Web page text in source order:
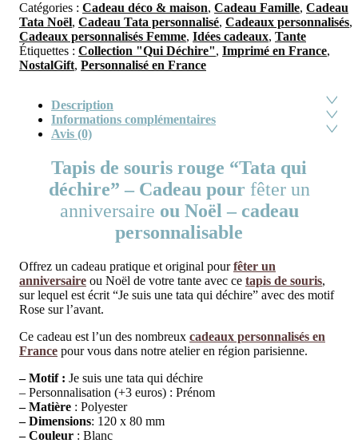
Catégories : Cadeau déco & maison, Cadeau Famille, Cadeau
Tata Noël, Cadeau Tata personnalisé, Cadeaux personnalisés,
Cadeaux personnalisés Femme, Idées cadeaux, Tante
Étiquettes : Collection "Qui Déchire", Imprimé en France,
NostalGift, Personnalisé en France
Description
Informations complémentaires
Avis (0)
Tapis de souris rouge “Tata qui
déchire” – Cadeau pour fêter un
anniversaire ou Noël – cadeau
personnalisable
Offrez un cadeau pratique et original pourfêter un
anniversaire ou Noël de votre tante avec ce tapis de souris,
sur lequel est écrit “Je suis une tata qui déchire” avec des motif
Rose sur l’avant.
Ce cadeau est l’un des nombreux cadeaux personnalisés en
France pour vous dans notre atelier en région parisienne.
– Motif : Je suis une tata qui déchire
– Personnalisation (+3 euros) : Prénom
– Matière : Polyester
– Dimensions: 120 x 80 mm
– Couleur : Blanc